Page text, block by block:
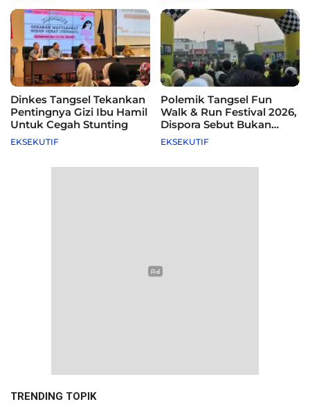
Dinkes Tangsel Tekankan
Pentingnya Gizi Ibu Hamil
Untuk Cegah Stunting
EKSEKUTIF
Polemik Tangsel Fun
Walk & Run Festival 2026,
Dispora Sebut Bukan
Agenda Pemkot
EKSEKUTIF
TRENDING TOPIK